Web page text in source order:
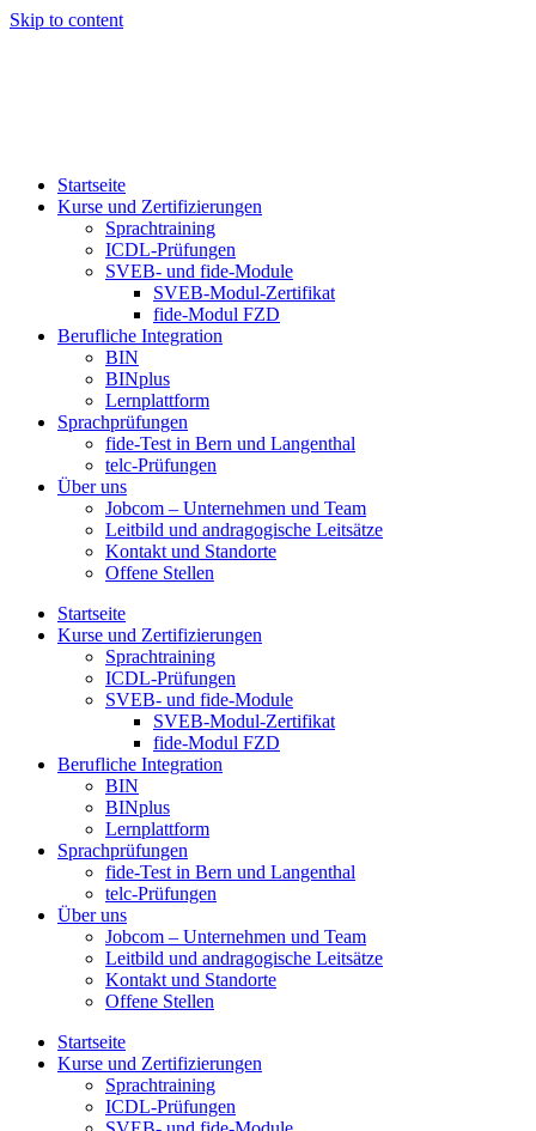
Skip to content
Startseite
Kurse und Zertifizierungen
Sprachtraining
ICDL-Prüfungen
SVEB- und fide-Module
SVEB-Modul-Zertifikat
fide-Modul FZD
Berufliche Integration
BIN
BINplus
Lernplattform
Sprachprüfungen
fide-Test in Bern und Langenthal
telc-Prüfungen
Über uns
Jobcom – Unternehmen und Team
Leitbild und andragogische Leitsätze
Kontakt und Standorte
Offene Stellen
Startseite
Kurse und Zertifizierungen
Sprachtraining
ICDL-Prüfungen
SVEB- und fide-Module
SVEB-Modul-Zertifikat
fide-Modul FZD
Berufliche Integration
BIN
BINplus
Lernplattform
Sprachprüfungen
fide-Test in Bern und Langenthal
telc-Prüfungen
Über uns
Jobcom – Unternehmen und Team
Leitbild und andragogische Leitsätze
Kontakt und Standorte
Offene Stellen
Startseite
Kurse und Zertifizierungen
Sprachtraining
ICDL-Prüfungen